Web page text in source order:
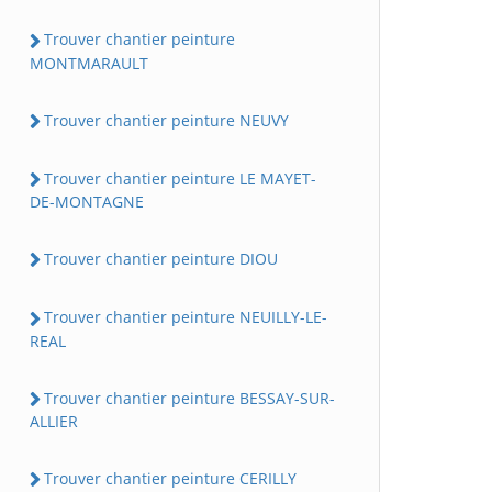
Trouver chantier peinture
MONTMARAULT
Trouver chantier peinture NEUVY
Trouver chantier peinture LE MAYET-
DE-MONTAGNE
Trouver chantier peinture DIOU
Trouver chantier peinture NEUILLY-LE-
REAL
Trouver chantier peinture BESSAY-SUR-
ALLIER
Trouver chantier peinture CERILLY